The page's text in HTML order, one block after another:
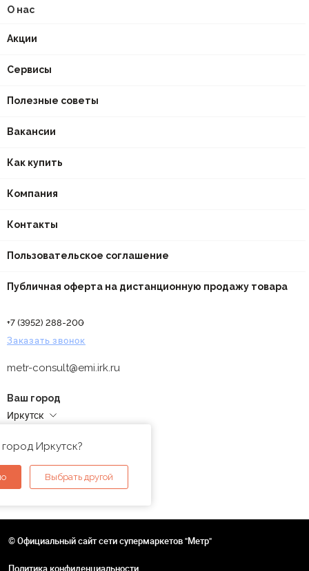
О нас
Акции
Сервисы
Полезные советы
Вакансии
Как купить
Компания
Контакты
Пользовательское соглашение
Публичная оферта на дистанционную продажу товара
+7 (3952) 288-200
Заказать звонок
metr-consult@emi.irk.ru
Ваш город
Иркутск
Иркутск?
Выбрать другой
© Официальный сайт сети супермаркетов "Метр"
Политика конфиденциальности